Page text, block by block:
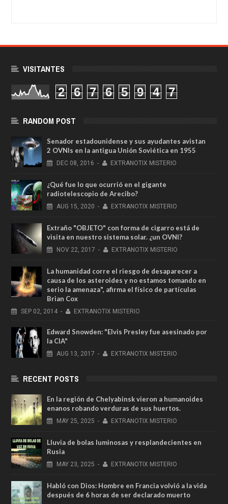
VISITANTES
2 6 7 6 5 9 4 7
RANDOM POST
Senador estadounidense y sus ayudantes avistan
2 OVNIs en la antigua Unión Soviética en 1955
DEC 08, 2016 - EXTRANOTIX MISTERIO
¿Qué fue lo que ocurrió en el gigante
radiotelescopio de Arecibo?
AUG 15, 2020 - EXTRANOTIX MISTERIO
Extraño "OBJETO" con forma de cigarro está de
visita en nuestro sistema solar. ¿un OVNI?
NOV 22, 2017 - EXTRANOTIX MISTERIO
La humanidad corre el riesgo de desaparecer a
causa de los asteroides y no estamos tomando en
serio la amenaza", afirma el físico de partículas
Brian Cox
SEP 02, 2014 - EXTRANOTIX MISTERIO
Edward Snowden: "Elvis Presley fue asesinado por
la CIA"
AUG 13, 2017 - EXTRANOTIX MISTERIO
RECENT POSTS
En la región de Chelyabinsk vieron a humanoides
enanos robando verduras de sus huertos.
MAY 25, 2025 - EXTRANOTIX MISTERIO
Lluvia de bolas luminosas y resplandecientes en
Rusia
MAY 23, 2025 - EXTRANOTIX MISTERIO
Habló con Dios: Hombre en Francia volvió a la vida
después de 6 horas de ser declarado muerto